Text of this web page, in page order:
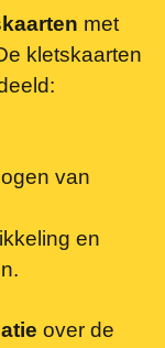
met
kletskaarten
van
en
over de